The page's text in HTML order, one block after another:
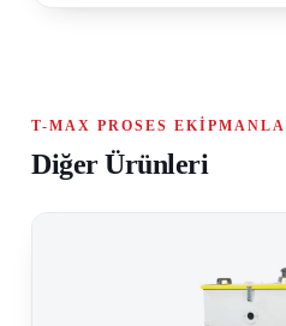
T-MAX PROSES
Diğer Ürünleri